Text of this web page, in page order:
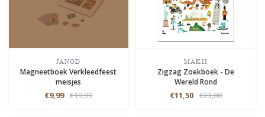
JANOD
Magneetboek Verkleedfeest
meisjes
€9,99 €19,99
MAKII
Zigzag Zoekboek - De
Wereld Rond
€11,50 €23,00